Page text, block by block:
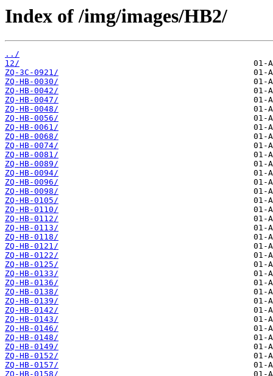
Index of /img/images/HB2/
../
12/
ZQ-3C-0921/
ZQ-HB-0030/
ZQ-HB-0042/
ZQ-HB-0047/
ZQ-HB-0048/
ZQ-HB-0056/
ZQ-HB-0061/
ZQ-HB-0068/
ZQ-HB-0074/
ZQ-HB-0081/
ZQ-HB-0089/
ZQ-HB-0094/
ZQ-HB-0096/
ZQ-HB-0098/
ZQ-HB-0105/
ZQ-HB-0110/
ZQ-HB-0112/
ZQ-HB-0113/
ZQ-HB-0118/
ZQ-HB-0121/
ZQ-HB-0122/
ZQ-HB-0125/
ZQ-HB-0133/
ZQ-HB-0136/
ZQ-HB-0138/
ZQ-HB-0139/
ZQ-HB-0142/
ZQ-HB-0143/
ZQ-HB-0146/
ZQ-HB-0148/
ZQ-HB-0149/
ZQ-HB-0152/
ZQ-HB-0157/
ZQ-HB-0158/